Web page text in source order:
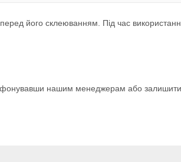
перед його склеюванням. Під час
нашим менеджерам або